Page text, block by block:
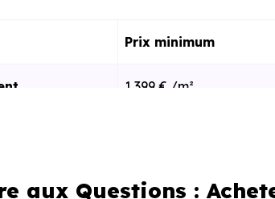
Prix minimum
1 399 € /m²
selon la localisation dans la
aux Questions :